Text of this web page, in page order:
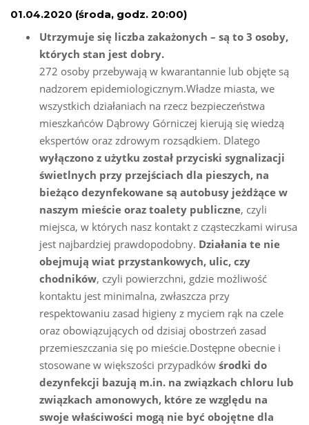
01.04.2020 (środa, godz. 20:00)
Utrzymuje się liczba zakażonych – są to 3 osoby,
których stan jest dobry.
272 osoby przebywają w kwarantannie lub objęte są
nadzorem epidemiologicznym.Władze miasta, we
wszystkich działaniach na rzecz bezpieczeństwa
mieszkańców Dąbrowy Górniczej kierują się wiedzą
ekspertów oraz zdrowym rozsądkiem. Dlatego
wyłączono z użytku został przyciski sygnalizacji
świetlnych przy przejściach dla pieszych, na
bieżąco dezynfekowane są autobusy jeżdżące w
naszym mieście oraz toalety publiczne, czyli
miejsca, w których nasz kontakt z cząsteczkami wirusa
jest najbardziej prawdopodobny. Działania te nie
obejmują wiat przystankowych, ulic, czy
chodników, czyli powierzchni, gdzie możliwość
kontaktu jest minimalna, zwłaszcza przy
respektowaniu zasad higieny z myciem rąk na czele
oraz obowiązujących od dzisiaj obostrzeń zasad
przemieszczania się po mieście.Dostępne obecnie i
stosowane w większości przypadków środki do
dezynfekcji bazują m.in. na związkach chloru lub
związkach amonowych, które ze względu na
swoje właściwości mogą nie być obojętne dla